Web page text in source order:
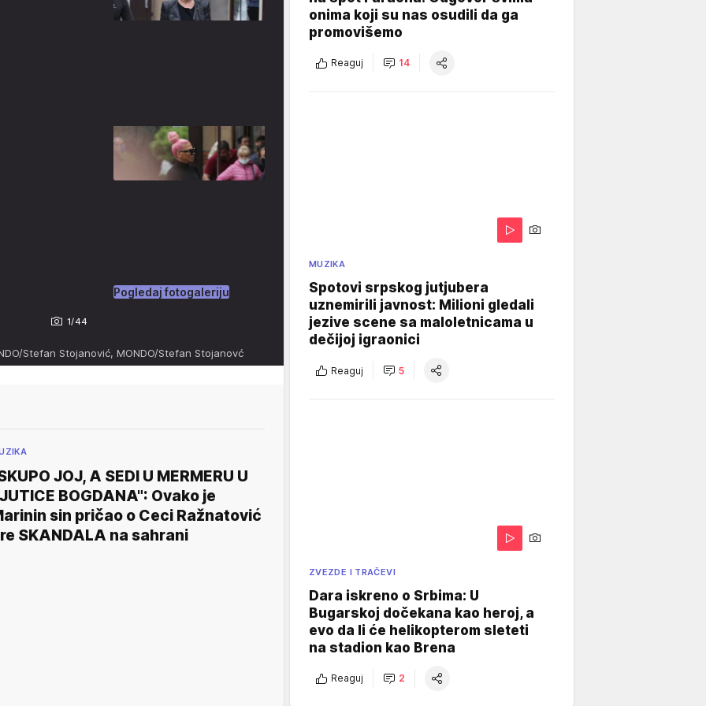
1/44
Pogledaj fotogaleriju
Stefan Stojanović, MONDO/Stefan Stojanovć
JOJ, A SEDI U MERMERU U
BOGDANA": Ovako je
sin pričao o Ceci Ražnatović
SKANDALA na sahrani
onima koji su nas osudili da ga
promovišemo
Reaguj 14
MUZIKA
Spotovi srpskog jutjubera
uznemirili javnost: Milioni gledali
jezive scene sa maloletnicama u
dečijoj igraonici
Reaguj 5
ZVEZDE I TRAČEVI
Dara iskreno o Srbima: U
Bugarskoj dočekana kao heroj, a
evo da li će helikopterom sleteti
na stadion kao Brena
Reaguj 2